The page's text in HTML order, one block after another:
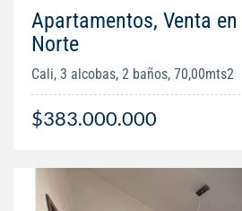
Apartamentos, Venta en
Norte
Cali, 3 alcobas, 2 baños, 70,00mts2
$383.000.000